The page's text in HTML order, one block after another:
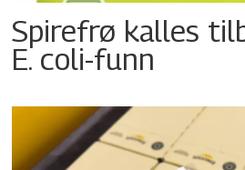
Spirefrø kalles
E. coli-funn